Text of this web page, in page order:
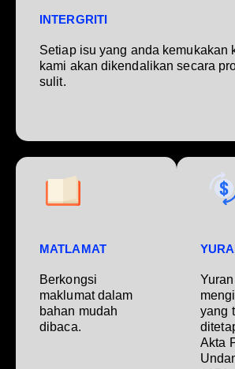
INTERGRITI
Setiap isu yang anda kemukakan
kami akan dikendalikan secara
sulit.
MATLAMAT
Berkongsi
maklumat dalam
bahan mudah
dibaca.
yang
Akta